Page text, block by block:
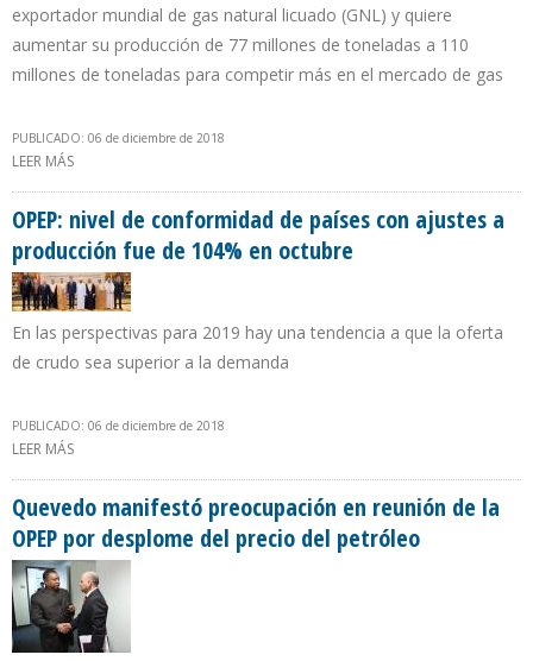
exportador mundial de gas natural licuado (GNL) y quiere
aumentar su producción de 77 millones de toneladas a 110
millones de toneladas para competir más en el mercado de gas
PUBLICADO: 06 de diciembre de 2018
LEER MÁS
OPEP: nivel de conformidad de países con ajustes a
producción fue de 104% en octubre
En las perspectivas para 2019 hay una tendencia a que la oferta
de crudo sea superior a la demanda
PUBLICADO: 06 de diciembre de 2018
LEER MÁS
Quevedo manifestó preocupación en reunión de la
OPEP por desplome del precio del petróleo